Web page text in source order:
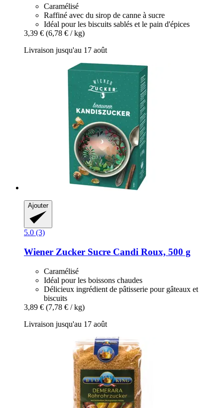
Caramélisé
Raffiné avec du sirop de canne à sucre
Idéal pour les biscuits sablés et le pain d'épices
3,39 € (6,78 € / kg)
Livraison jusqu'au 17 août
Ajouter
5.0 (3)
Wiener Zucker Sucre Candi Roux, 500 g
Caramélisé
Idéal pour les boissons chaudes
Délicieux ingrédient de pâtisserie pour gâteaux et
biscuits
3,89 € (7,78 € / kg)
Livraison jusqu'au 17 août